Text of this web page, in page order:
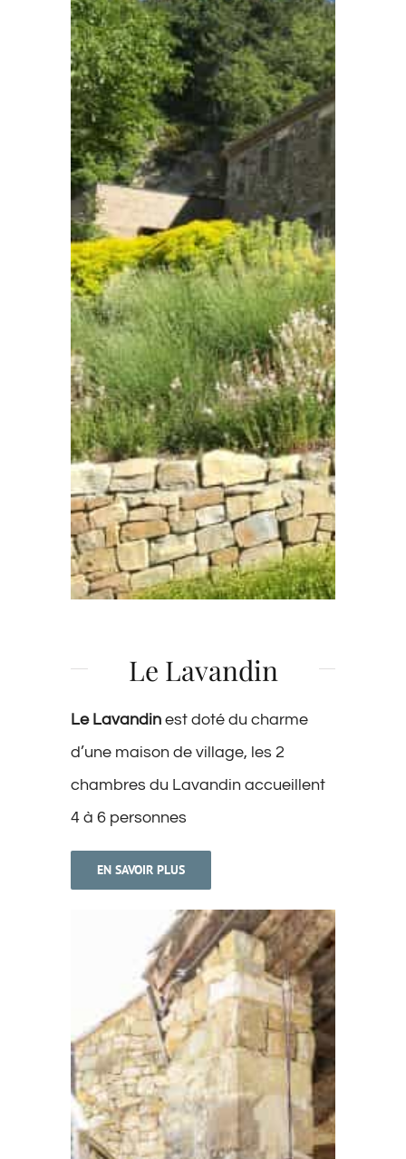
Le Lavandin
Le Lavandin est doté du charme
d’une maison de village, les 2
chambres du Lavandin accueillent
4 à 6 personnes
EN SAVOIR PLUS